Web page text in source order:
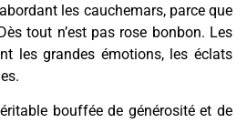
les cauchemars, parce que
tout n’est pas rose bonbon. Les
les grandes émotions, les éclats
bouffée de générosité et de